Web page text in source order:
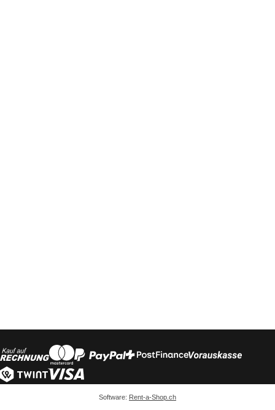
Software: Rent-a-Shop.ch